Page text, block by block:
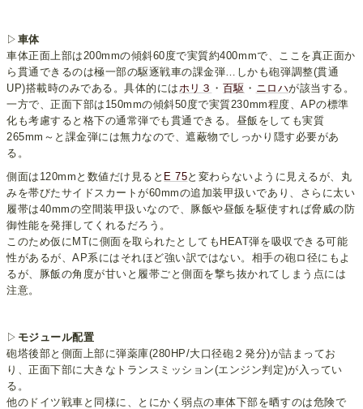
▷ 車体
車体正面上部は200mmの傾斜60度で実質約400mmで、ここを真正面か
ら貫通できるのは極一部の駆逐戦車の課金弾…しかも砲弾調整(貫通
UP)搭載時のみである。具体的には ホリ３ ・ 百駆 ・ ニロハが該当する。
一方で、正面下部は150mmの傾斜50度で実質230mm程度、APの標準
化も考慮すると格下の通常弾でも貫通できる。昼飯をしても実質
265mm～と課金弾には無力なので、遮蔽物でしっかり隠す必要があ
る。
側面は120mmと数値だけ見ると E 75と変わらないように見えるが、丸
みを帯びたサイドスカートが60mmの追加装甲扱いであり、さらに太い
履帯は40mmの空間装甲扱いなので、豚飯や昼飯を駆使すれば脅威の防
御性能を発揮してくれるだろう。
このため仮にMTに側面を取られたとしてもHEAT弾を吸収できる可能
性があるが、AP系にはそれほど強い訳ではない。相手の砲ロ径にもよ
るが、豚飯の角度が甘いと履帯ごと側面を撃ち抜かれてしまう点には
注意。
▷ モジュール配置
砲塔後部と側面上部に弾薬庫(280HP/大口径砲２発分)が詰まってお
り、正面下部に大きなトランスミッション(エンジン判定)が入ってい
る。
他のドイツ戦車と同様に、とにかく弱点の車体下部を晒すのは危険で